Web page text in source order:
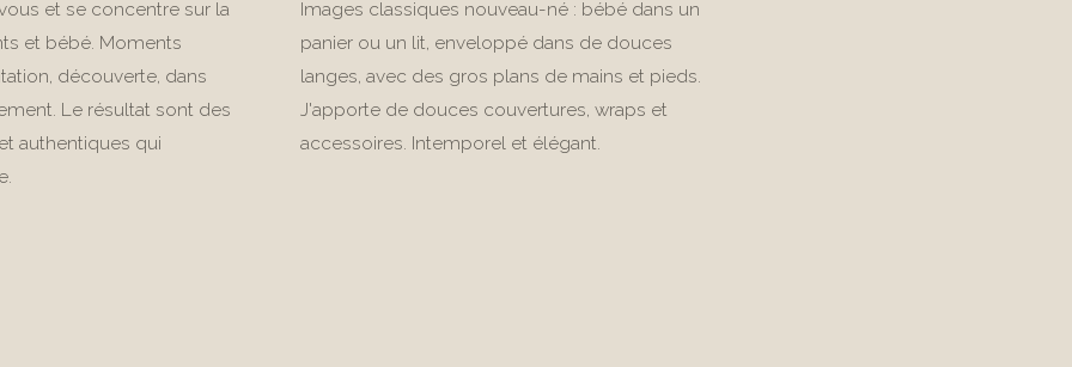
et se concentre sur la
et bébé. Moments
découverte, dans
Le résultat sont des
authentiques qui
Images classiques nouveau-né : bébé dans un
panier ou un lit, enveloppé dans de douces
langes, avec des gros plans de mains et pieds.
J'apporte de douces couvertures, wraps et
accessoires. Intemporel et élégant.